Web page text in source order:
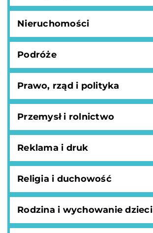
Nieruchomości
Podróże
Prawo, rząd i polityka
Przemysł i rolnictwo
Reklama i druk
Religia i duchowość
Rodzina i wychowanie dzieci